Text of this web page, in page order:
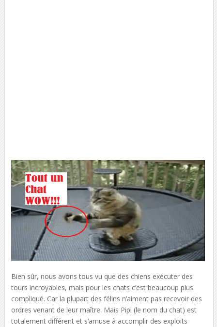
Bien sûr, nous avons tous vu que des chiens exécuter des
tours incroyables, mais pour les chats c’est beaucoup plus
compliqué. Car la plupart des félins n’aiment pas recevoir des
ordres venant de leur maître. Mais Pipi (le nom du chat) est
totalement différentet s’amuse à accomplir des exploits